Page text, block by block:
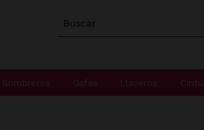
Buscar
Sombreros Gafas Llaveros